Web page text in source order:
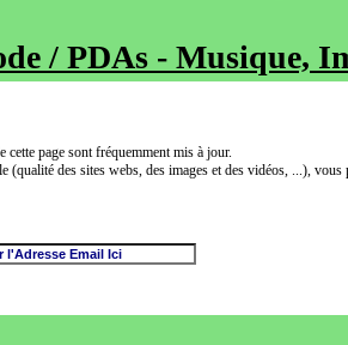
/ PDAs - Musique,
cette page sont fréquemment mis à jour.
(qualité des sites webs, des images et des vidéos, ...),